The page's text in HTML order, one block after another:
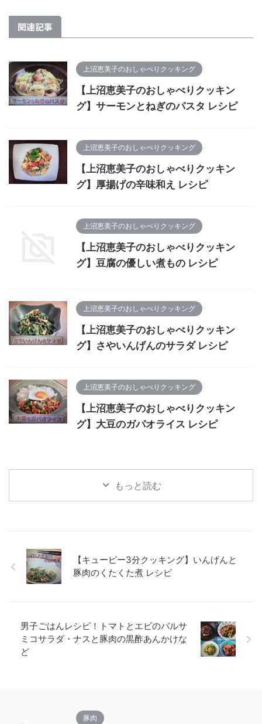
関連記事
上沼恵美子のおしゃべりクッキング
【上沼恵美子のおしゃべりクッキン
グ】サーモンとねぎのパスタ レシピ
上沼恵美子のおしゃべりクッキング
【上沼恵美子のおしゃべりクッキン
グ】厚揚げの辛味和え レシピ
上沼恵美子のおしゃべりクッキング
【上沼恵美子のおしゃべりクッキン
グ】豆腐の優しい煮もの レシピ
上沼恵美子のおしゃべりクッキング
【上沼恵美子のおしゃべりクッキン
グ】さやいんげんのサラダ レシピ
上沼恵美子のおしゃべりクッキング
【上沼恵美子のおしゃべりクッキン
グ】大豆のガパオライス レシピ
もっと読む
【キューピー3分クッキング】いんげんと
豚肉のくたくた煮 レシピ
男子ごはんレシピ！トマトとエビのバルサ
ミコサラダ・ナスと豚肉の黒酢あんかけな
ど
豚肉